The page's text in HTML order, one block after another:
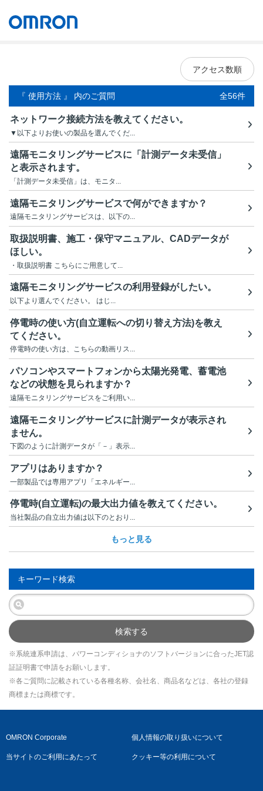
アクセス数順
『 使用方法 』 内のご質問 全56件
ネットワーク接続方法を教えてください。
▼以下よりお使いの製品を選んでくだ...
遠隔モニタリングサービスに「計測データ未受信」
と表示されます。
「計測データ未受信」は、モニタ...
遠隔モニタリングサービスで何ができますか？
遠隔モニタリングサービスは、以下の...
取扱説明書、施工・保守マニュアル、CADデータが
ほしい。
・取扱説明書 こちらにご用意して...
遠隔モニタリングサービスの利用登録がしたい。
以下より選んでください。 はじ...
停電時の使い方(自立運転への切り替え方法)を教え
てください。
停電時の使い方は、こちらの動画リス...
パソコンやスマートフォンから太陽光発電、蓄電池
などの状態を見られますか？
遠隔モニタリングサービスをご利用い...
遠隔モニタリングサービスに計測データが表示され
ません。
下図のように計測データが「－」表示...
アプリはありますか？
一部製品では専用アプリ「エネルギー...
停電時(自立運転)の最大出力値を教えてください。
当社製品の自立出力値は以下のとおり...
もっと見る
キーワード検索
検索する
※系統連系申請は、パワーコンディショナのソフトバージョンに合ったJET認
証証明書で申請をお願いします。
※各ご質問に記載されている各種名称、会社名、商品名などは、各社の登録
商標または商標です。
OMRON Corporate 個人情報の取り扱いについて
当サイトのご利用にあたって クッキー等の利用について